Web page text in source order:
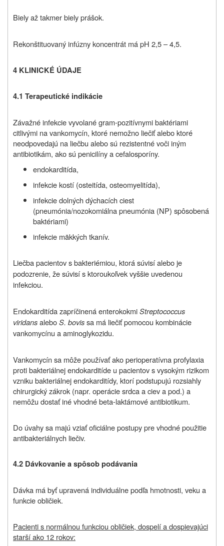
Biely až takmer biely prášok.
Rekonštituovaný infúzny koncentrát má pH 2,5 – 4,5.
4 KLINICKÉ ÚDAJE
4.1 Terapeutické indikácie
Závažné infekcie vyvolané gram-pozitívnymi baktériami
citlivými na vankomycín, ktoré nemožno liečiť alebo ktoré
neodpovedajú na liečbu alebo sú rezistentné voči iným
antibiotikám, ako sú penicilíny a cefalosporíny.
endokarditída,
infekcie kostí (osteitída, osteomyelitída),
infekcie dolných dýchacích ciest
(pneumónia/nozokomiálna pneumónia (NP) spôsobená
baktériami)
infekcie mäkkých tkanív.
Liečba pacientov s bakteriémiou, ktorá súvisí alebo je
podozrenie, že súvisí s ktoroukoľvek vyššie uvedenou
infekciou.
Endokarditída zapríčinená enterokokmiStreptococcus
viridansaleboS. bovissa má liečiť pomocou kombinácie
vankomycínu a aminoglykozidu.
Vankomycín sa môže používať ako perioperatívna profylaxia
proti bakteriálnej endokarditíde u pacientov s vysokým rizikom
vzniku bakteriálnej endokarditídy, ktorí podstupujú rozsiahly
chirurgický zákrok (napr. operácie srdca a ciev a pod.) a
nemôžu dostať iné vhodné beta-laktámové antibiotikum.
Do úvahy sa majú vziať oficiálne postupy pre vhodné použitie
antibakteriálnych liečiv.
4.2 Dávkovanie a spôsob podávania
Dávka má byť upravená individuálne podľa hmotnosti, veku a
funkcie obličiek.
Pacienti s normálnou funkciou obličiek, dospelí a dospievajúci
starší ako 12 rokov: